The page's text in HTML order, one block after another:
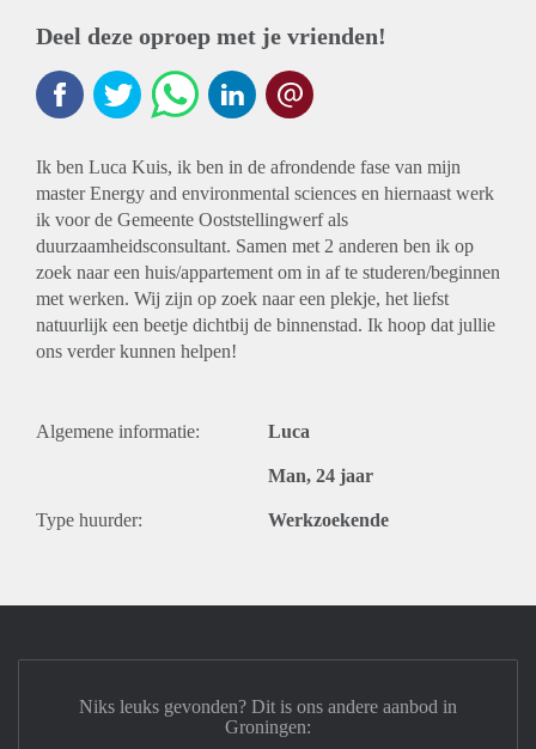
Deel deze oproep met je vrienden!
Ik ben Luca Kuis, ik ben in de afrondende fase van mijn
master Energy and environmental sciences en hiernaast werk
ik voor de Gemeente Ooststellingwerf als
duurzaamheidsconsultant. Samen met 2 anderen ben ik op
zoek naar een huis/appartement om in af te studeren/beginnen
met werken. Wij zijn op zoek naar een plekje, het liefst
natuurlijk een beetje dichtbij de binnenstad. Ik hoop dat jullie
ons verder kunnen helpen!
Algemene informatie: Luca
Man, 24 jaar
Type huurder: Werkzoekende
Niks leuks gevonden? Dit is ons andere aanbod in
Groningen: